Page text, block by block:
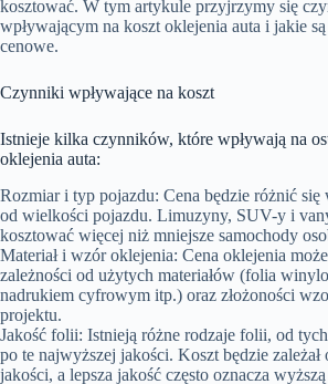
kosztować. W tym artykule przyjrzymy się
wpływającym na koszt oklejenia auta i jakie
cenowe.
Czynniki wpływające na koszt
Istnieje kilka czynników, które wpływają na
oklejenia auta:
Rozmiar i typ pojazdu: Cena będzie różnić się
od wielkości pojazdu. Limuzyny, SUV-y i
kosztować więcej niż mniejsze samochody
Materiał i wzór oklejenia: Cena oklejenia
zależności od użytych materiałów (folia
nadrukiem cyfrowym itp.) oraz złożoności
projektu.
Jakość folii: Istnieją różne rodzaje folii, od
po te najwyższej jakości. Koszt będzie zależał
jakości, a lepsza jakość często oznacza wyższą